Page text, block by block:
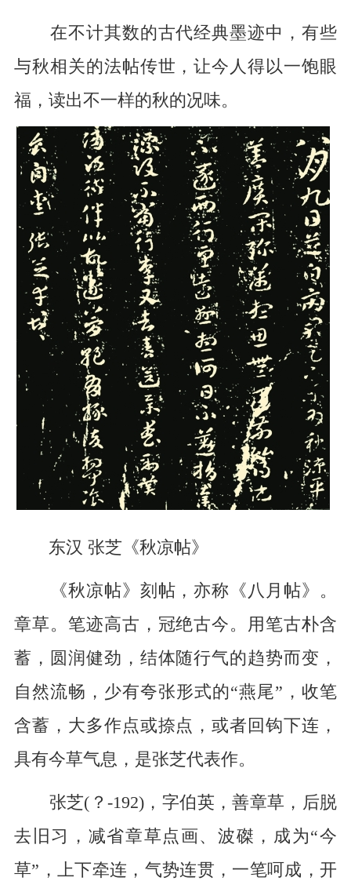
在不计其数的古代经典墨迹中，有些
与秋相关的法帖传世，让今人得以一饱眼
福，读出不一样的秋的况味。
东汉 张芝《秋凉帖》
《秋凉帖》刻帖，亦称《八月帖》。
章草。笔迹高古，冠绝古今。用笔古朴含
蓄，圆润健劲，结体随行气的趋势而变，
自然流畅，少有夸张形式的“燕尾”，收笔
含蓄，大多作点或捺点，或者回钩下连，
具有今草气息，是张芝代表作。
张芝(？-192)，字伯英，善章草，后脱
去旧习，减省章草点画、波磔，成为“今
草”，上下牵连，气势连贯，一笔呵成，开